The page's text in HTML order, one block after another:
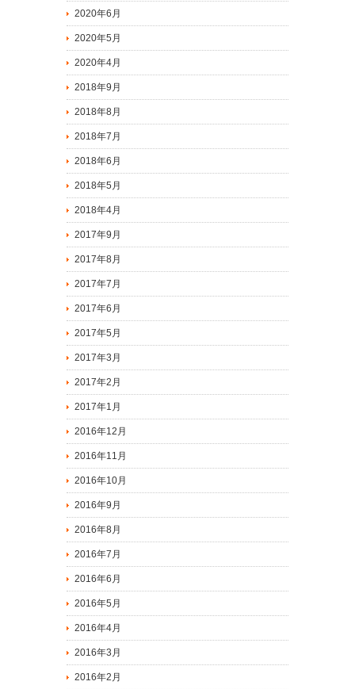
2020年6月
2020年5月
2020年4月
2018年9月
2018年8月
2018年7月
2018年6月
2018年5月
2018年4月
2017年9月
2017年8月
2017年7月
2017年6月
2017年5月
2017年3月
2017年2月
2017年1月
2016年12月
2016年11月
2016年10月
2016年9月
2016年8月
2016年7月
2016年6月
2016年5月
2016年4月
2016年3月
2016年2月